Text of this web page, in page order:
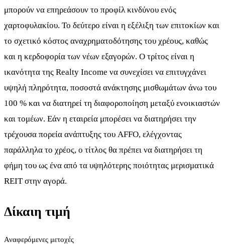
μπορούν να επηρεάσουν το προφίλ κινδύνου ενός
χαρτοφυλακίου. Το δεύτερο είναι η εξέλιξη των επιτοκίων και
το σχετικό κόστος αναχρηματοδότησης του χρέους, καθώς
και η κερδοφορία των νέων εξαγορών. Ο τρίτος είναι η
ικανότητα της Realty Income να συνεχίσει να επιτυγχάνει
υψηλή πληρότητα, ποσοστά ανάκτησης μισθωμάτων άνω του
100 % και να διατηρεί τη διαφοροποίηση μεταξύ ενοικιαστών
και τομέων. Εάν η εταιρεία μπορέσει να διατηρήσει την
τρέχουσα πορεία ανάπτυξης του AFFO, ελέγχοντας
παράλληλα το χρέος, ο τίτλος θα πρέπει να διατηρήσει τη
φήμη του ως ένα από τα υψηλότερης ποιότητας μερισματικά
REIT στην αγορά.
Δίκαιη τιμή
Αναφερόμενες μετοχές